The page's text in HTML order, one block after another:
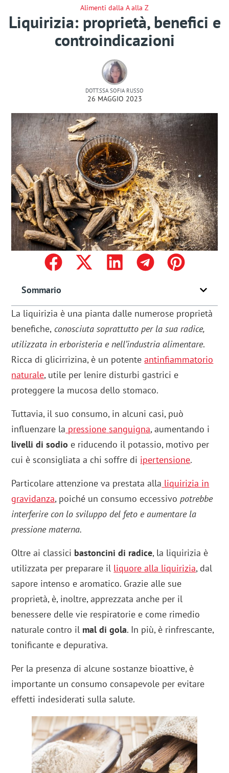
Alimenti dalla A alla Z
Liquirizia: proprietà, benefici e
controindicazioni
DOTT.SSA SOFIA RUSSO
26 MAGGIO 2023
Sommario
La liquirizia è una pianta dalle numerose proprietà
benefiche, conosciuta soprattutto per la sua radice,
utilizzata in erboristeria e nell’industria alimentare.
Ricca di glicirrizina, è un potenteantinfiammatorio
naturale, utile per lenire disturbi gastrici e
proteggere la mucosa dello stomaco.
Tuttavia, il suo consumo, in alcuni casi, può
influenzare la pressione sanguigna, aumentando i
livelli di sodio e riducendo il potassio, motivo per
cui è sconsigliata a chi soffre di ipertensione.
Particolare attenzione va prestata alla liquirizia in
gravidanza, poiché un consumo eccessivo potrebbe
interferire con lo sviluppo del feto e aumentare la
pressione materna.
Oltre ai classici bastoncini di radice, la liquirizia è
utilizzata per preparare il liquore alla liquirizia, dal
sapore intenso e aromatico. Grazie alle sue
proprietà, è, inoltre, apprezzata anche per il
benessere delle vie respiratorie e come rimedio
naturale contro il mal di gola. In più, è rinfrescante,
tonificante e depurativa.
Per la presenza di alcune sostanze bioattive, è
importante un consumo consapevole per evitare
effetti indesiderati sulla salute.